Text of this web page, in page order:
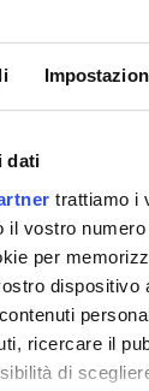
dati
trattiamo i
il vostro
per
dispositivo
ricercare il
di
relating to